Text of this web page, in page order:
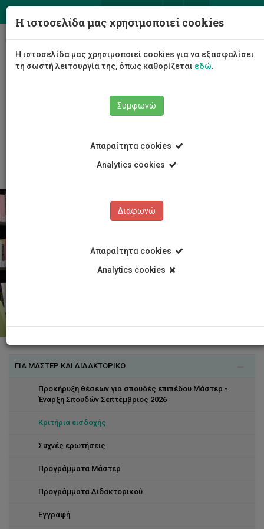
Για Μάστερ και Διδακτορικό
Κριτήρια εισδοχής
ΓΙΑ ΜΑΣΤΕΡ ΚΑΙ ΔΙΔΑΚΤΟΡΙΚΟ
Προκήρυξη θέσεων για σπουδές επιπέδου Μάστερ -
Έναρξη Σπουδών Σεπτέμβριος 2026
Κριτήρια εισδοχής
Συχνές ερωτήσεις
Προγράμματα Μάστερ
Προγράμματα Διδακτορικού
Εγγραφή
Η ιστοσελίδα μας χρησιμοποιεί cookies
Η ιστοσελίδα μας χρησιμοποιεί cookies για να εξασφαλίσει
τη σωστή λειτουργία της, όπως καθορίζεται εδώ.
Συμφωνώ
Απαραίτητα cookies
Analytics cookies
Διαφωνώ
Απαραίτητα cookies
Analytics cookies